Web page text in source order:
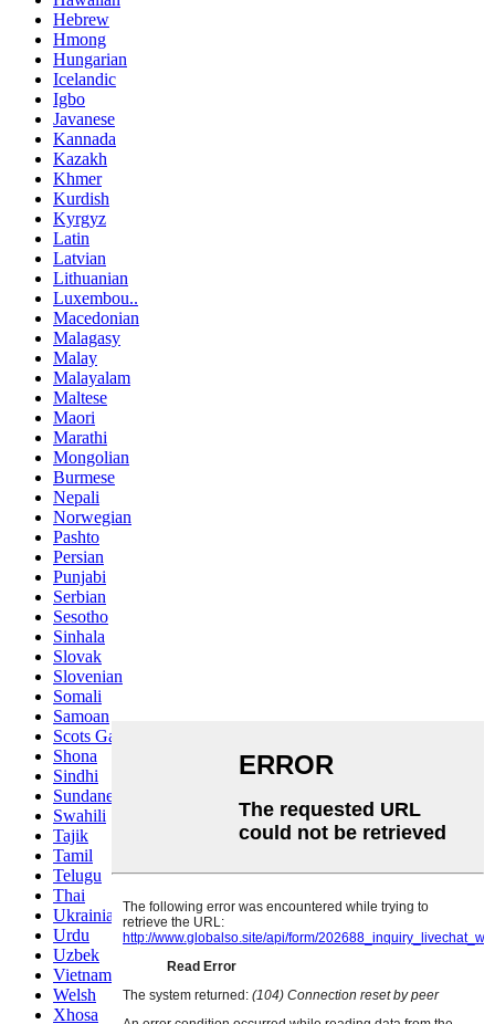
Hebrew
Hmong
Hungarian
Icelandic
Igbo
Javanese
Kannada
Kazakh
Khmer
Kurdish
Kyrgyz
Latin
Latvian
Lithuanian
Luxembou..
Macedonian
Malagasy
Malay
Malayalam
Maltese
Maori
Marathi
Mongolian
Burmese
Nepali
Norwegian
Pashto
Persian
Punjabi
Serbian
Sesotho
Sinhala
Slovak
Slovenian
Somali
Samoan
Scots Gaelic
Shona
Sindhi
Sundanese
Swahili
Tajik
Tamil
Telugu
Thai
Ukrainian
Urdu
Uzbek
Vietnamese
Welsh
Xhosa